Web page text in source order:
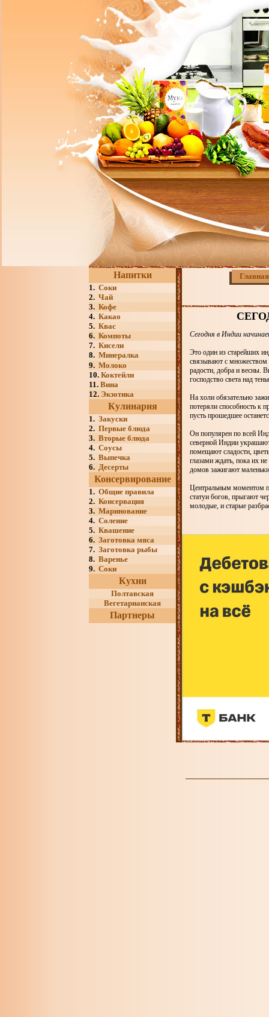
Напитки
1. Соки
2. Чай
3. Кофе
4. Какао
5. Квас
6. Компоты
7. Кисели
8. Минералка
9. Молоко
10. Коктейли
11. Вина
12. Экзотика
Кулинария
1. Закуски
2. Первые блюда
3. Вторые блюда
4. Соусы
5. Выпечка
6. Десерты
Консервирование
1. Общие правила
2. Консервация
3. Маринование
4. Соление
5. Квашение
6. Заготовка мяса
7. Заготовка рыбы
8. Варенье
9. Соки
Кухни
Полтавская
Вегетарианская
Партнеры
Главная
Сегодня в Индии
Это один из старейших
связывают с множеством
радости, добра и весны.
господство света над
На холи обязательно
потеряли способность к
пусть прошедшее
Он популярен по всей
северной Индии
помещают сладости,
глазами ждать, пока их
домов зажигают
Центральным моментом
статуи богов, прыгают
молодые, и старые